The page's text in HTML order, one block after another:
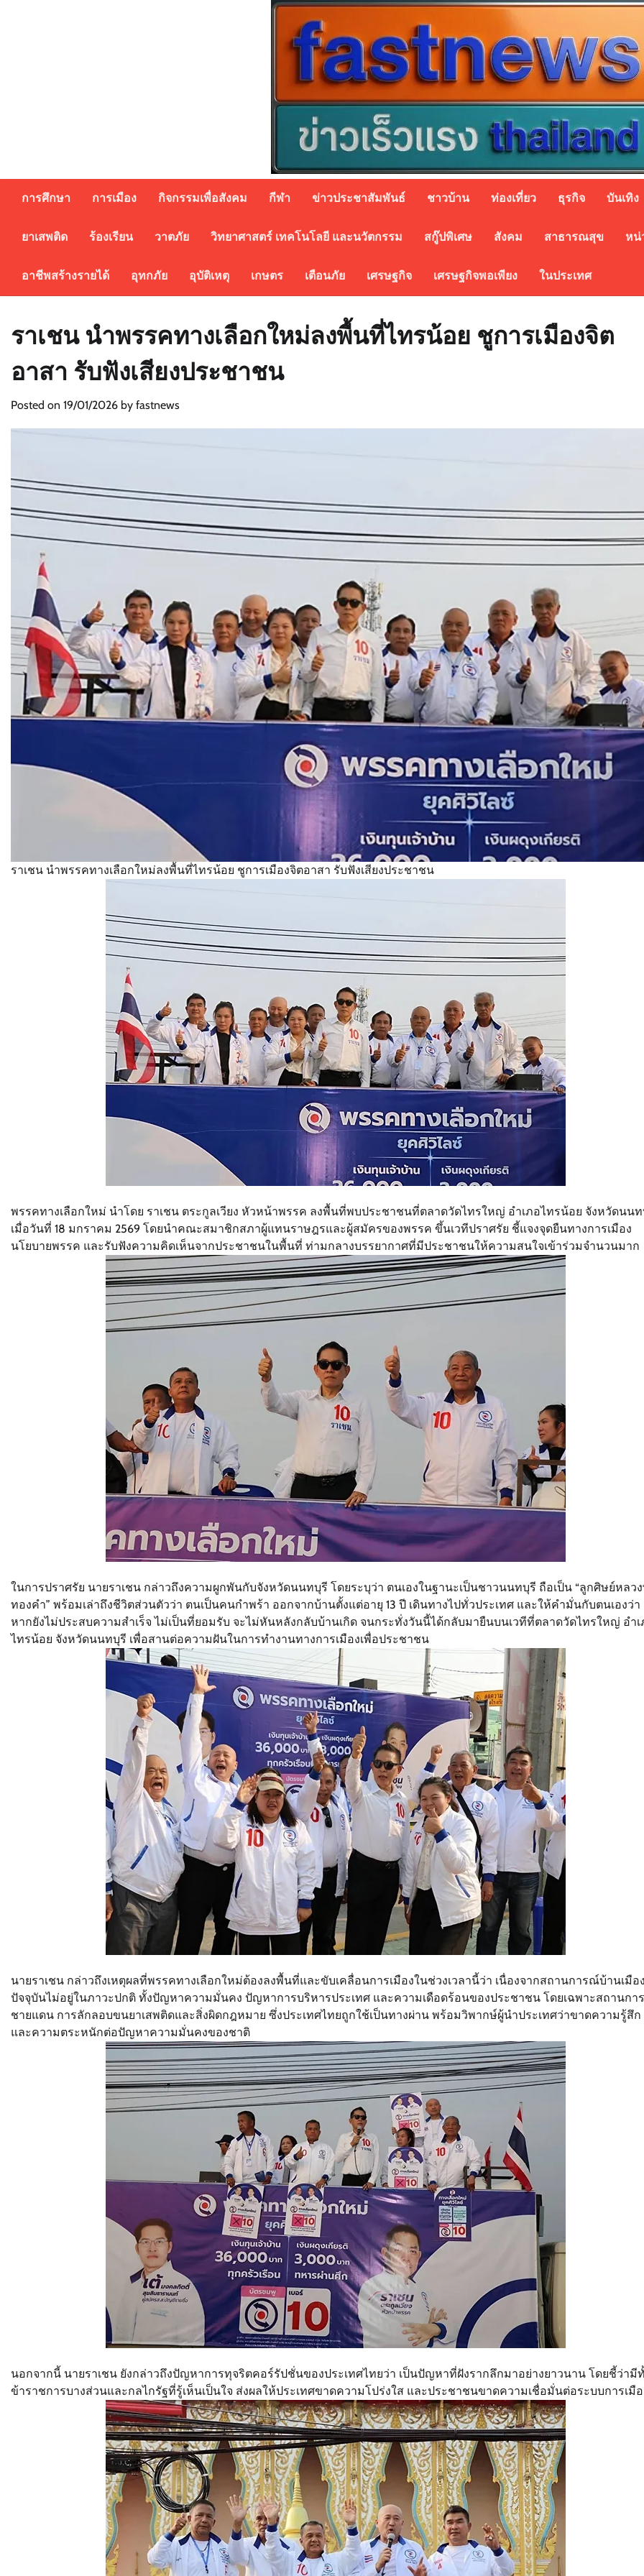
การศึกษา การเมือง กิจกรรมเพื่อสังคม กีฬา ข่าวประชาสัมพันธ์ ชาวบ้าน ท่องเที่ยว ธุรกิจ บันเทิง
ยาเสพติด ร้องเรียน วาตภัย วิทยาศาสตร์ เทคโนโลยี และนวัตกรรม สกู๊ปพิเศษ สังคม สาธารณสุข หน่
อาชีพสร้างรายได้ อุทกภัย อุบัติเหตุ เกษตร เตือนภัย เศรษฐกิจ เศรษฐกิจพอเพียง ในประเทศ
ราเชน นำพรรคทางเลือกใหม่ลงพื้นที่ไทรน้อย ชูการเมืองจิต
อาสา รับฟังเสียงประชาชน
Posted on 19/01/2026 by fastnews
ราเชน นำพรรคทางเลือกใหม่ลงพื้นที่ไทรน้อย ชูการเมืองจิตอาสา รับฟังเสียงประชาชน
พรรคทางเลือกใหม่ นำโดย ราเชน ตระกูลเวียง หัวหน้าพรรค ลงพื้นที่พบประชาชนที่ตลาดวัดไทรใหญ่ อำเภอไทรน้อย จังหวัดนน
เมื่อวันที่ 18 มกราคม 2569 โดยนำคณะสมาชิกสภาผู้แทนราษฎรและผู้สมัครของพรรค ขึ้นเวทีปราศรัย ชี้แจงจุดยืนทางการเมือง
นโยบายพรรค และรับฟังความคิดเห็นจากประชาชนในพื้นที่ ท่ามกลางบรรยากาศที่มีประชาชนให้ความสนใจเข้าร่วมจำนวนมาก
ในการปราศรัย นายราเชน กล่าวถึงความผูกพันกับจังหวัดนนทบุรี โดยระบุว่า ตนเองในฐานะเป็นชาวนนทบุรี ถือเป็น “ลูกศิษย์หลว
ทองคำ” พร้อมเล่าถึงชีวิตส่วนตัวว่า ตนเป็นคนกำพร้า ออกจากบ้านตั้งแต่อายุ 13 ปี เดินทางไปทั่วประเทศ และให้คำมั่นกับตนเองว่า
หากยังไม่ประสบความสำเร็จ ไม่เป็นที่ยอมรับ จะไม่หันหลังกลับบ้านเกิด จนกระทั่งวันนี้ได้กลับมายืนบนเวทีที่ตลาดวัดไทรใหญ่ อำ
ไทรน้อย จังหวัดนนทบุรี เพื่อสานต่อความฝันในการทำงานทางการเมืองเพื่อประชาชน
นายราเชน กล่าวถึงเหตุผลที่พรรคทางเลือกใหม่ต้องลงพื้นที่และขับเคลื่อนการเมืองในช่วงเวลานี้ว่า เนื่องจากสถานการณ์บ้านเมือ
ปัจจุบันไม่อยู่ในภาวะปกติ ทั้งปัญหาความมั่นคง ปัญหาการบริหารประเทศ และความเดือดร้อนของประชาชน โดยเฉพาะสถานกา
ชายแดน การลักลอบขนยาเสพติดและสิ่งผิดกฎหมาย ซึ่งประเทศไทยถูกใช้เป็นทางผ่าน พร้อมวิพากษ์ผู้นำประเทศว่าขาดความรู้สึก
และความตระหนักต่อปัญหาความมั่นคงของชาติ
นอกจากนี้ นายราเชน ยังกล่าวถึงปัญหาการทุจริตคอร์รัปชั่นของประเทศไทยว่า เป็นปัญหาที่ฝังรากลึกมาอย่างยาวนาน โดยชี้ว่ามี
ข้าราชการบางส่วนและกลไกรัฐที่รู้เห็นเป็นใจ ส่งผลให้ประเทศขาดความโปร่งใส และประชาชนขาดความเชื่อมั่นต่อระบบการเมื